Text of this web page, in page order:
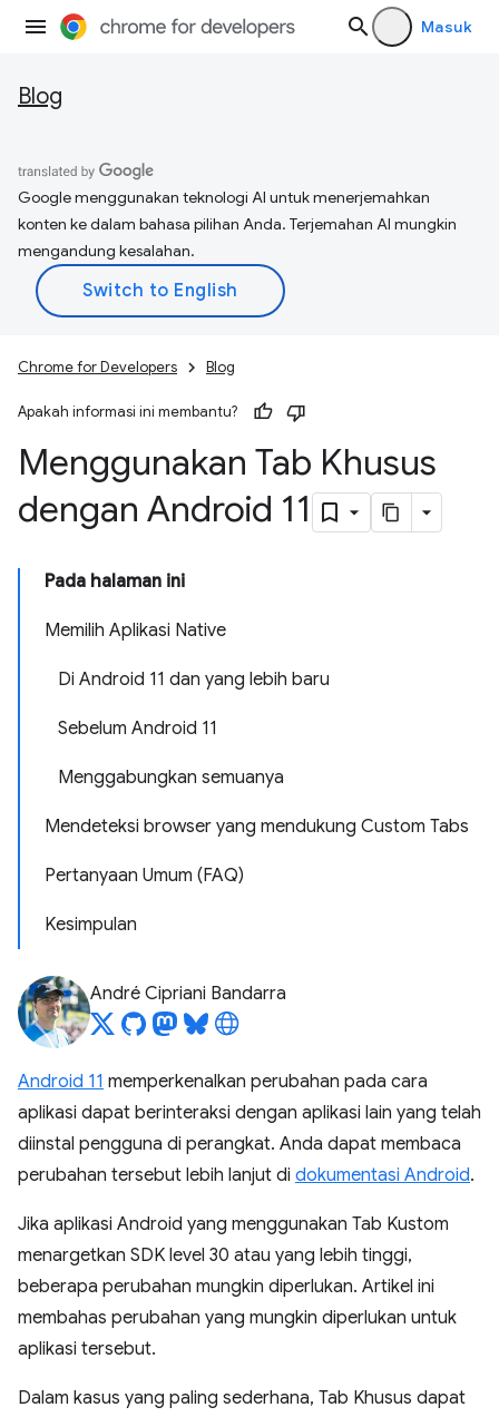
Masuk
Blog
Google menggunakan teknologi AI untuk menerjemahkan
konten ke dalam bahasa pilihan Anda. Terjemahan AI mungkin
mengandung kesalahan.
Chrome for Developers Blog
Apakah informasi ini membantu?
Menggunakan Tab Khusus
dengan Android 11
Pada halaman ini
Memilih Aplikasi Native
Di Android 11 dan yang lebih baru
Sebelum Android 11
Menggabungkan semuanya
Mendeteksi browser yang mendukung Custom Tabs
Pertanyaan Umum (FAQ)
Kesimpulan
André Cipriani Bandarra
Android 11 memperkenalkan perubahan pada cara
aplikasi dapat berinteraksi dengan aplikasi lain yang telah
diinstal pengguna di perangkat. Anda dapat membaca
perubahan tersebut lebih lanjut di dokumentasi Android.
Jika aplikasi Android yang menggunakan Tab Kustom
menargetkan SDK level 30 atau yang lebih tinggi,
beberapa perubahan mungkin diperlukan. Artikel ini
membahas perubahan yang mungkin diperlukan untuk
aplikasi tersebut.
Dalam kasus yang paling sederhana, Tab Khusus dapat